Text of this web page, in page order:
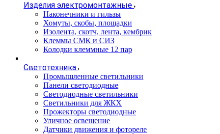
Изделия электромонтажные
Наконечники и гильзы
Хомуты, скобы, площадки
Изолента, скотч, лента, кембрик
Клеммы СМК и СИЗ
Колодки клеммные 12 пар
Светотехника
Промышленные светильники
Панели светодиодные
Светодиодные светильники
Светильники для ЖКХ
Прожекторы светодиодные
Уличное освещение
Датчики движения и фотореле